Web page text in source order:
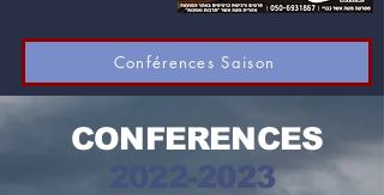
Conférences Saison
CONFERENCES
2022-2023